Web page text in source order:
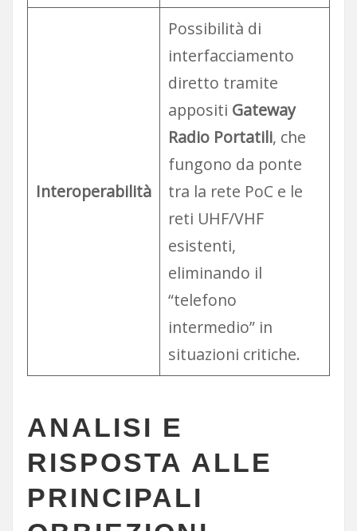
Interoperabilità
Possibilità di
interfacciamento
diretto tramite
appositi Gateway
Radio Portatili, che
fungono da ponte
tra la rete PoC e le
reti UHF/VHF
esistenti,
eliminando il
“telefono
intermedio” in
situazioni critiche.
ANALISI E
RISPOSTA ALLE
PRINCIPALI